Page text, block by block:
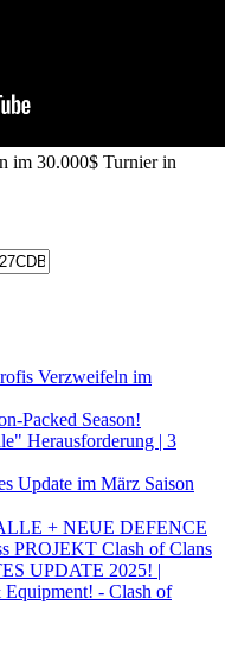
im 30.000$ Turnier in
Verzweifeln im
Packed Season!
Herausforderung | 3
Update im März Saison
+ NEUE DEFENCE
PROJEKT Clash of Clans
UPDATE 2025! |
- Clash of